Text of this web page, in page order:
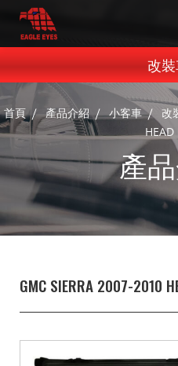
首頁 產品介紹 小客車 改
HEAD
產
改
GMC SIERRA 2007-2010